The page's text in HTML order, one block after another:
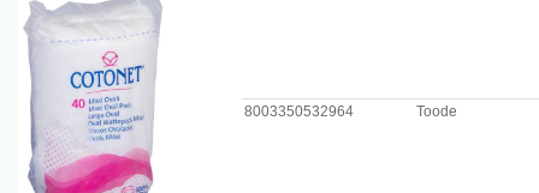
8003350532964 Toode